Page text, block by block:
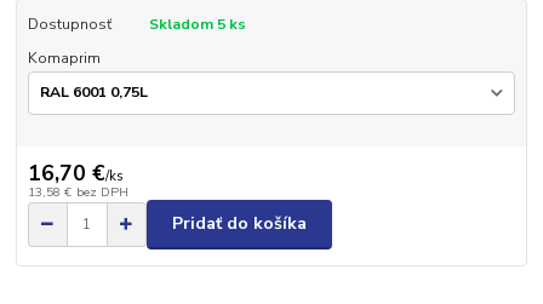
Dostupnosť
Skladom 5 ks
Komaprim
16,70 €/ks
13,58 € bez DPH
Pridať do košíka